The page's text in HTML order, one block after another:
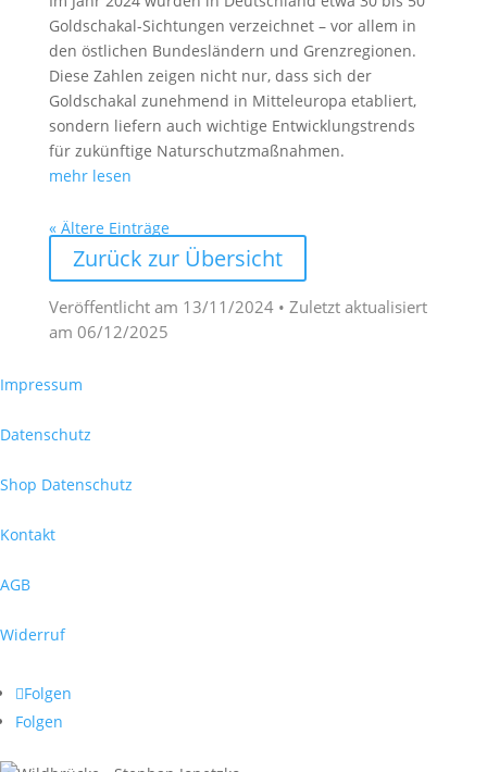
Goldschakal-Sichtungen verzeichnet – vor allem in
den östlichen Bundesländern und Grenzregionen.
Diese Zahlen zeigen nicht nur, dass sich der
Goldschakal zunehmend in Mitteleuropa etabliert,
sondern liefern auch wichtige Entwicklungstrends
für zukünftige Naturschutzmaßnahmen.
mehr lesen
« Ältere Einträge
Zurück zur Übersicht
Veröffentlicht am 13/11/2024• Zuletzt aktualisiert
am 06/12/2025
Impressum
Datenschutz
Shop Datenschutz
Kontakt
AGB
Widerruf
Folgen
Folgen